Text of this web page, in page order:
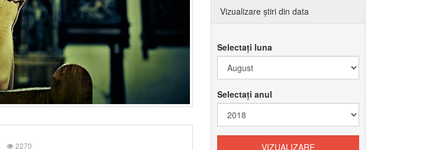
2270
Vizualizare știri din data
Selectați luna
Selectați anul